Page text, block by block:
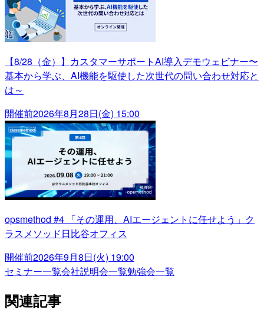
【8/28（金）】カスタマーサポートAI導入デモウェビナー〜
基本から学ぶ、AI機能を駆使した次世代の問い合わせ対応と
は～
開催前2026年8月28日(金) 15:00
opsmethod #4 「その運用、AIエージェントに任せよう」ク
ラスメソッド日比谷オフィス
開催前2026年9月8日(火) 19:00
セミナー一覧会社説明会一覧勉強会一覧
関連記事